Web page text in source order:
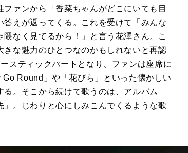
ァンから「香菜ちゃんがどこにいても目
えが返ってくる。これを受けて「みんな
なく見てるから！」と言う花澤さん。こ
な魅力のひとつなのかもしれないと再認
スティックパートとなり、ファンは座席に
Round」や「花びら」といった懐かしい
。そこから続けて歌うのは、アルバム
」。じわりと心にしみこんでくるような歌